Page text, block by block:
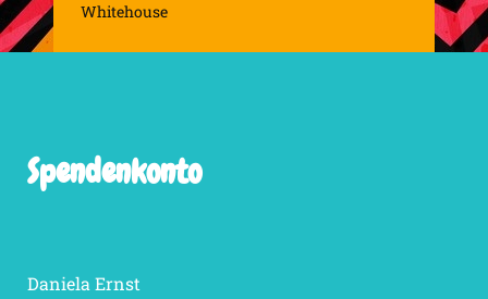
Whitehouse
Spendenkonto
Daniela Ernst